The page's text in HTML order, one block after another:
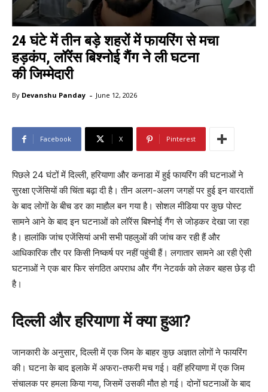
24 घंटे में तीन बड़े शहरों में फायरिंग से मचा
हड़कंप, लॉरेंस बिश्नोई गैंग ने ली घटना
की जिम्मेदारी
By Devanshu Panday - June 12, 2026
Facebook X Pinterest
पिछले 24 घंटों में दिल्ली, हरियाणा और कनाडा में हुई फायरिंग की घटनाओं ने
सुरक्षा एजेंसियों की चिंता बढ़ा दी है। तीन अलग-अलग जगहों पर हुई इन वारदातों
के बाद लोगों के बीच डर का माहौल बन गया है। सोशल मीडिया पर कुछ पोस्ट
सामने आने के बाद इन घटनाओं को लॉरेंस बिश्नोई गैंग से जोड़कर देखा जा रहा
है। हालांकि जांच एजेंसियां अभी सभी पहलुओं की जांच कर रही हैं और
आधिकारिक तौर पर किसी निष्कर्ष पर नहीं पहुंची हैं। लगातार सामने आ रही ऐसी
घटनाओं ने एक बार फिर संगठित अपराध और गैंग नेटवर्क को लेकर बहस छेड़ दी
है।
दिल्ली और हरियाणा में क्या हुआ?
जानकारी के अनुसार, दिल्ली में एक जिम के बाहर कुछ अज्ञात लोगों ने फायरिंग
की। घटना के बाद इलाके में अफरा-तफरी मच गई। वहीं हरियाणा में एक जिम
संचालक पर हमला किया गया, जिसमें उसकी मौत हो गई। दोनों घटनाओं के बाद